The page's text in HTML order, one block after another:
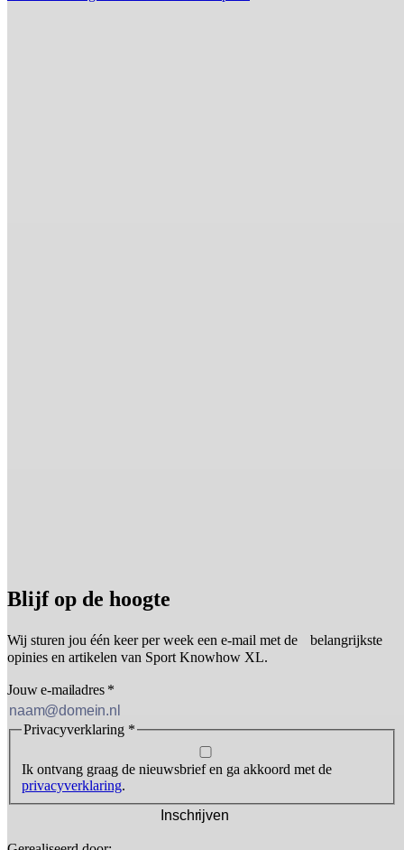
Blijf op de hoogte
Wij sturen jou één keer per week een e-mail met de belangrijkste
opinies en artikelen van Sport Knowhow XL.
Jouw e-mailadres *
Privacyverklaring *
Ik ontvang graag de nieuwsbrief en ga akkoord met de
privacyverklaring.
Inschrijven